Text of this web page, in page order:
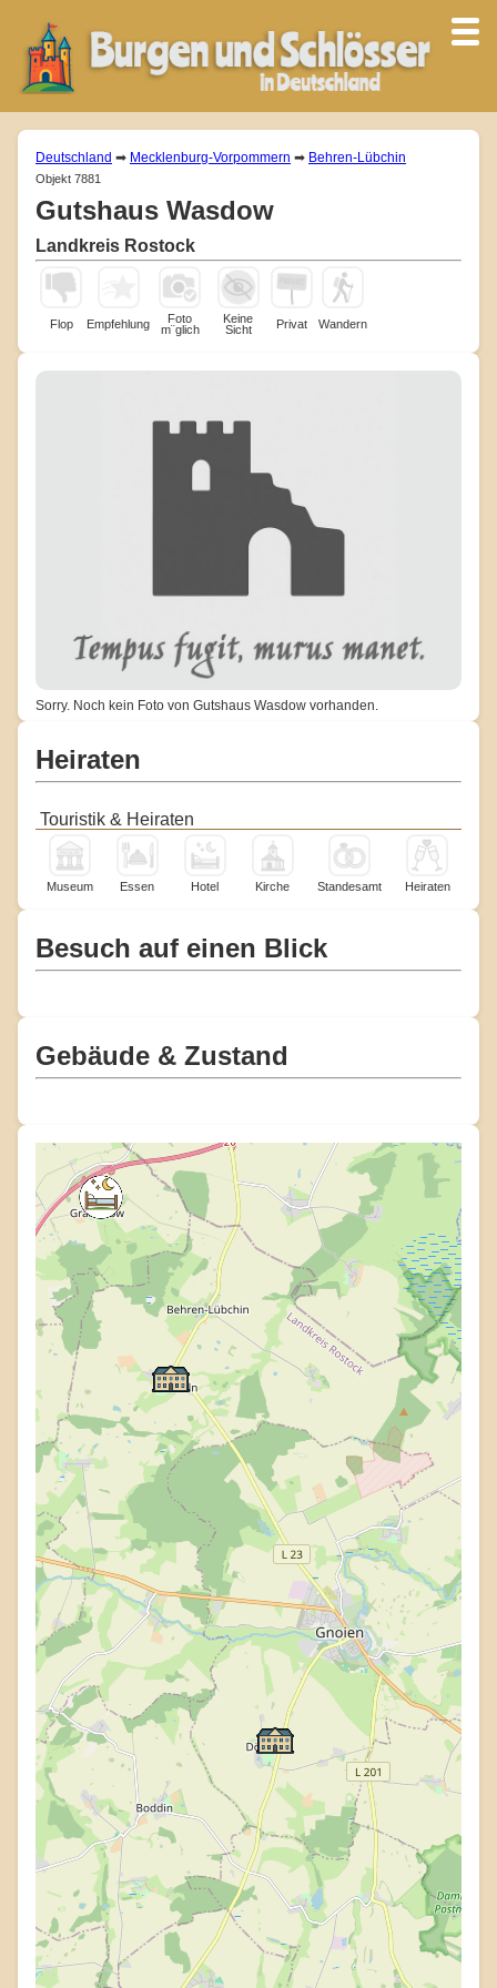
Deutschland ➡ Mecklenburg-Vorpommern ➡ Behren-Lübchin
Objekt 7881
Gutshaus Wasdow
Landkreis Rostock
Flop Empfehlung
Foto
m¨glich
Keine
Sicht
Privat Wandern
Sorry. Noch kein Foto von Gutshaus Wasdow vorhanden.
Heiraten
Touristik & Heiraten
Museum Essen Hotel Kirche Standesamt Heiraten
Besuch auf einen Blick
Gebäude & Zustand